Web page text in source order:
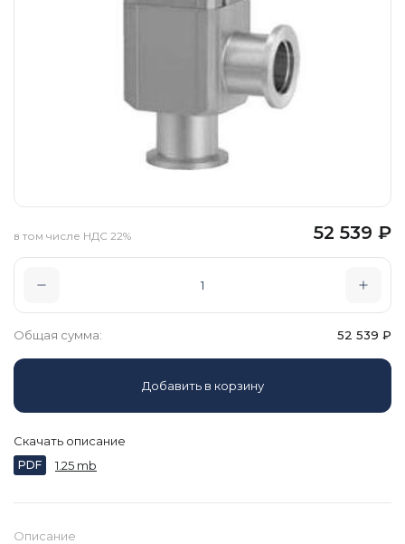
Описание
52 539 ₽
в том числе НДС 22%
Общая сумма: 52 539 ₽
Добавить в корзину
Скачать описание
PDF 1.25 mb